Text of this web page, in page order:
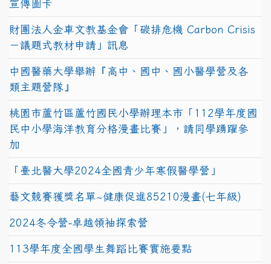
宣傳圖卡
財團法人金車文教基金會「碳排危機 Carbon Crisis
－議題式教材申請」訊息
中國醫藥大學舉辦『高中、國中、國小醫學營及各
類主題營隊』
桃園市蘆竹區蘆竹國民小學辦理本市「112學年度國
民中小學海洋教育分格漫畫比賽」，請同學踴躍參
加
「臺北醫大學2024全國青少年寒假醫學營」
藝文競賽獲獎名單~健康促進85210漫畫(七年級)
2024冬令營-卓越領袖探索營
113學年度全國學生舞蹈比賽實施要點